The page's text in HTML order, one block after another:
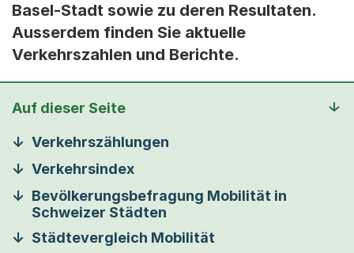
Basel-Stadt sowie zu deren Resultaten.
Ausserdem finden Sie aktuelle
Verkehrszahlen und Berichte.
Auf dieser Seite
Verkehrszählungen
Verkehrsindex
Bevölkerungsbefragung Mobilität in
Schweizer Städten
Städtevergleich Mobilität